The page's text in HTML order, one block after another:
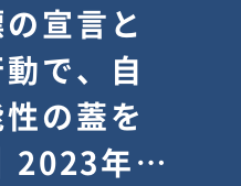
宣言と
で、自
の蓋を
2023年度